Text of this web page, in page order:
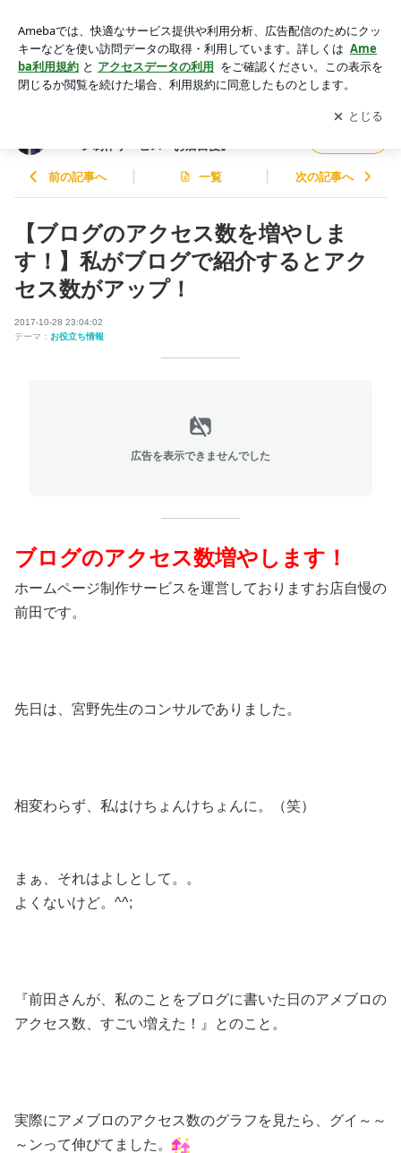
とアクセス数がアップ！ | 【全国2,500件の実績！】誰でも簡
単♪ホームページ制作サービス『お店自慢』
アプリをダウンロードして ブログの更新通知
を受け取りまし
ょう。
開く
ページ制作サービス『お店自慢』
前の記事へ 一覧 次の記事へ
【ブログのアクセス数を増やしま
す！】私がブログで紹介するとアク
セス数がアップ！
2017-10-28 23:04:02
テーマ： お役立ち情報
広告を表示できませんでした
ブログのアクセス数増やします！
ホームページ制作サービスを運営しておりますお店自慢の
前田です。
先日は、宮野先生のコンサルでありました。
相変わらず、私はけちょんけちょんに。（笑）
まぁ、それはよしとして。。
よくないけど。^^;
『前田さんが、私のことをブログに書いた日のアメブロの
アクセス数、すごい増えた！』とのこと。
実際にアメブロのアクセス数のグラフを見たら、グイ～～
～ンって伸びてました。